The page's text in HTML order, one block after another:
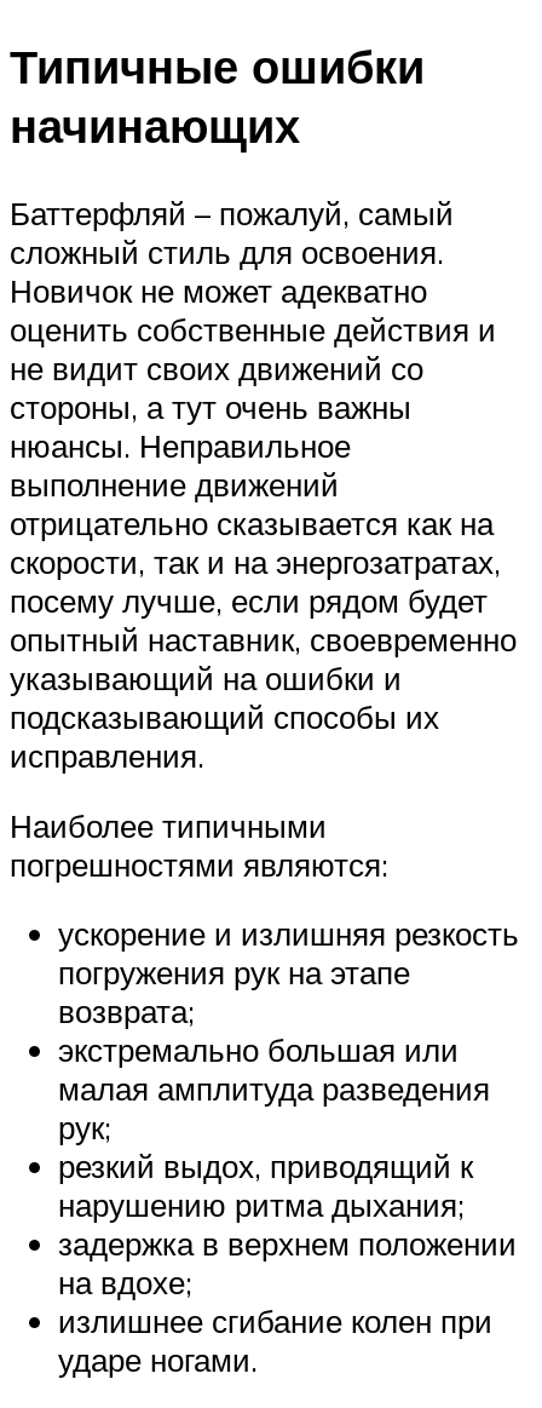
Типичные ошибки
начинающих
Баттерфляй – пожалуй, самый
сложный стиль для освоения.
Новичок не может адекватно
оценить собственные действия и
не видит своих движений со
стороны, а тут очень важны
нюансы. Неправильное
выполнение движений
отрицательно сказывается как на
скорости, так и на энергозатратах,
посему лучше, если рядом будет
опытный наставник, своевременно
указывающий на ошибки и
подсказывающий способы их
исправления.
Наиболее типичными
погрешностями являются:
ускорение и излишняя резкость
погружения рук на этапе
возврата;
экстремально большая или
малая амплитуда разведения
рук;
резкий выдох, приводящий к
нарушению ритма дыхания;
задержка в верхнем положении
на вдохе;
излишнее сгибание колен при
ударе ногами.